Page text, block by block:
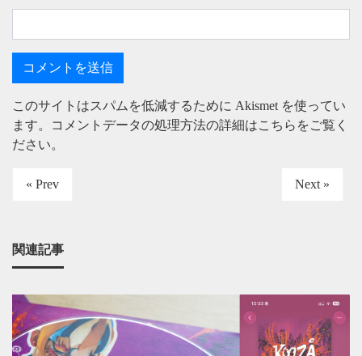
このサイトはスパムを低減するために Akismet を使ってい
ます。
コメントデータの処理方法の詳細はこちらをご覧く
ださい。
« Prev Next »
関連記事